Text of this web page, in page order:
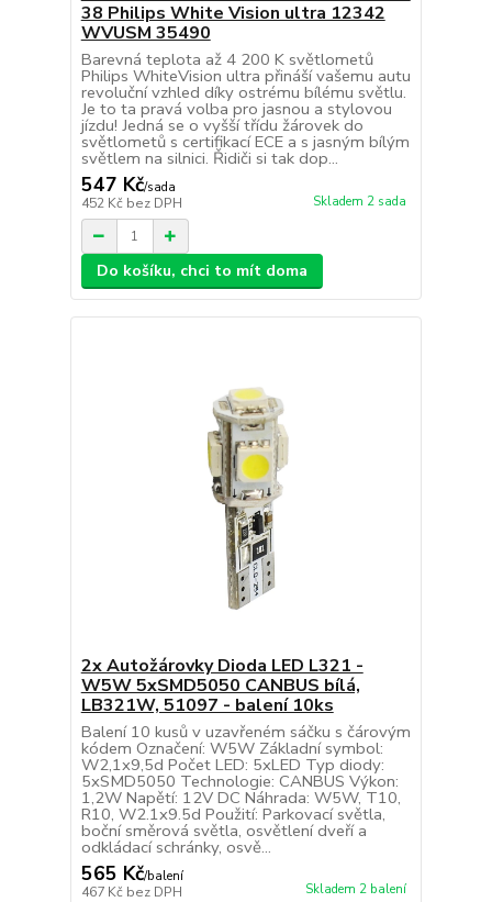
38 Philips White Vision ultra 12342
WVUSM 35490
Barevná teplota až 4 200 K světlometů
Philips WhiteVision ultra přináší vašemu autu
revoluční vzhled díky ostrému bílému světlu.
Je to ta pravá volba pro jasnou a stylovou
jízdu! Jedná se o vyšší třídu žárovek do
světlometů s certifikací ECE a s jasným bílým
světlem na silnici. Řidiči si tak dop...
547 Kč/sada
452 Kč bez DPH Skladem 2 sada
Do košíku, chci to mít doma
2x Autožárovky Dioda LED L321 -
W5W 5xSMD5050 CANBUS bílá,
LB321W, 51097 - balení 10ks
Balení 10 kusů v uzavřeném sáčku s čárovým
kódem Označení: W5W Základní symbol:
W2,1x9,5d Počet LED: 5xLED Typ diody:
5xSMD5050 Technologie: CANBUS Výkon:
1,2W Napětí: 12V DC Náhrada: W5W, T10,
R10, W2.1x9.5d Použití: Parkovací světla,
boční směrová světla, osvětlení dveří a
odkládací schránky, osvě...
565 Kč/balení
467 Kč bez DPH Skladem 2 balení